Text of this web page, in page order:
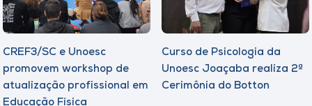
CREF3/SC e Unoesc
promovem workshop de
atualização profissional em
Educação Física
Curso de Psicologia da
Unoesc Joaçaba realiza 2ª
Cerimônia do Botton